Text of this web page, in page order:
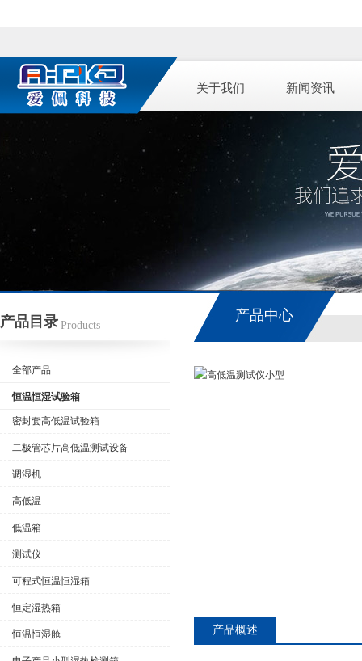
关于我们 新闻资讯
产品目录 Products
全部产品
恒温恒湿试验箱
密封套高低温试验箱
二极管芯片高低温测试设备
调湿机
高低温
低温箱
测试仪
可程式恒温恒湿箱
恒定湿热箱
恒温恒湿舱
产品中心
产品概述